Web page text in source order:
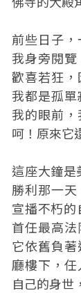
前些日子
我身旁閱
歡喜若狂
我都是孤
我的眼前，
呵！原來它
這座大鐘是
勝利那一
宣播不朽的
首任最高
它依舊負
廳樓下，
自己的身世